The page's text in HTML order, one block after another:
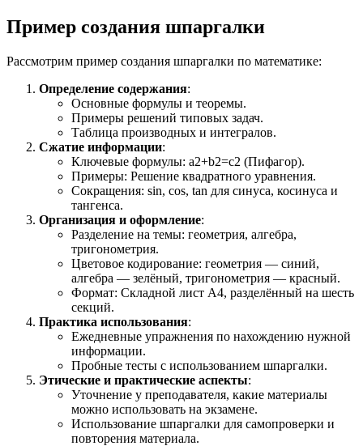
Пример создания шпаргалки
Рассмотрим пример создания шпаргалки по математике:
Определение содержания:
Основные формулы и теоремы.
Примеры решений типовых задач.
Таблица производных и интегралов.
Сжатие информации:
Ключевые формулы: a2+b2=c2 (Пифагор).
Примеры: Решение квадратного уравнения.
Сокращения: sin, cos, tan для синуса, косинуса и
тангенса.
Организация и оформление:
Разделение на темы: геометрия, алгебра,
тригонометрия.
Цветовое кодирование: геометрия — синий,
алгебра — зелёный, тригонометрия — красный.
Формат: Складной лист А4, разделённый на шесть
секций.
Практика использования:
Ежедневные упражнения по нахождению нужной
информации.
Пробные тесты с использованием шпаргалки.
Этические и практические аспекты:
Уточнение у преподавателя, какие материалы
можно использовать на экзамене.
Использование шпаргалки для самопроверки и
повторения материала.